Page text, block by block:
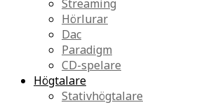
Streaming
Hörlurar
Dac
Paradigm
CD-spelare
Högtalare
Stativhögtalare